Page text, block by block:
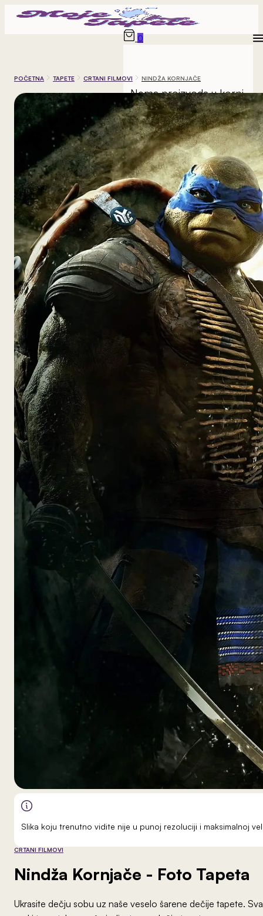
0
Nema proizvoda u korpi.
POČETNA TAPETE CRTANI FILMOVI NINDŽA KORNJAČE
Slika koju trenutno vidite nije u punoj rezoluciji i maksimalnoj
CRTANI FILMOVI
Nindža Kornjače - Foto Tapeta
Ukrasite dečju sobu uz naše veselo šarene dečije tapete.